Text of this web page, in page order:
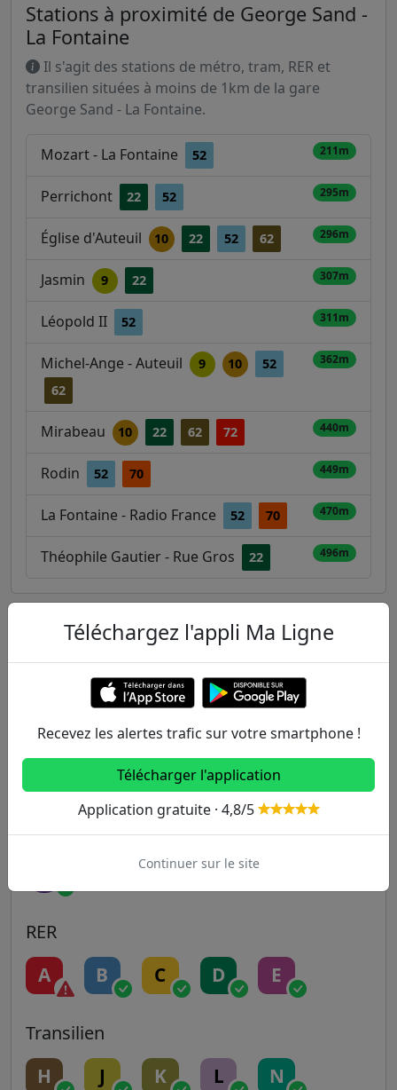
Stations à proximité de George Sand -
La Fontaine
Il s'agit des stations de métro, tram, RER et
transilien situées à moins de 1km de la gare
George Sand - La Fontaine.
Mozart - La Fontaine 52 211m
Perrichont 22 52 295m
Église d'Auteuil 10 22 52 62 296m
Jasmin 9 22 307m
Léopold II 52 311m
Michel-Ange - Auteuil 9 10
52
62
362m
Mirabeau 10 22 62 72 440m
Rodin 52 70 449m
La Fontaine - Radio France 52 70 470m
Théophile Gautier - Rue Gros 22 496m
Autres lignes
7 7B 8
10 11 12 13
RER
A B C D E
Transilien
H J K L N
Téléchargez l'appli Ma Ligne
Recevez les alertes trafic sur votre smartphone !
Télécharger l'application
Application gratuite · 4,8/5
Continuer sur le site